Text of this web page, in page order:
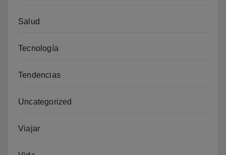
Salud
Tecnología
Tendencias
Uncategorized
Viajar